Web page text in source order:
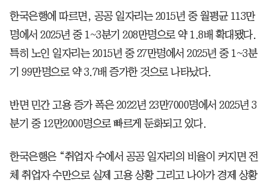
한국은행에 따르면, 공공 일자리는 2015년 중 월평균 113만
명에서 2025년 중 1~3분기 208만명으로 약 1.8배 확대됐다.
특히 노인 일자리는 2015년 중 27만명에서 2025년 중 1~3분
기 99만명으로 약 3.7배 증가한 것으로 나타났다.
반면 민간 고용 증가 폭은 2022년 23만7000명에서 2025년 3
분기 중 12만2000명으로 빠르게 둔화되고 있다.
한국은행은 “취업자 수에서 공공 일자리의 비율이 커지면 전
체 취업자 수만으로 실제 고용 상황 그리고 나아가 경제 상황